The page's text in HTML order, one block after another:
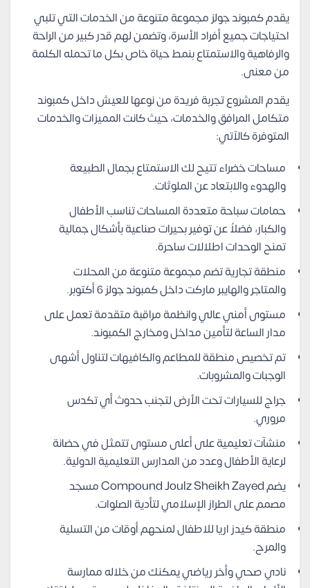
يقدم كمبوند جولز مجموعة متنوعة من الخدمات التي تلبي
احتياجات جميع أفراد الأسرة، وتضمن لهم قدر كبير من الراحة
والرفاهية والاستمتاع بنمط حياة خاص بكل ما تحمله الكلمة
من معنى.
يقدم المشروع تجربة فريدة من نوعها للعيش داخل كمبوند
متكامل المرافق والخدمات، حيث كانت المميزات والخدمات
المتوفرة كالآتي:
مساحات خضراء تتيح لك الاستمتاع بجمال الطبيعة
والهدوء والابتعاد عن الملوثات.
حمامات سباحة متعددة المساحات تناسب الأطفال
والكبار، فضلاً عن توفير بحيرات صناعية بأشكال جمالية
تمنح الوحدات اطلالات ساحرة.
منطقة تجارية تضم مجموعة متنوعة من المحلات
والمتاجر والهايبر ماركت داخل كمبوند جولز 6 أكتوبر.
مستوى أمني عالي وانظمة مراقبة متقدمة تعمل على
مدار الساعة لتأمين مداخل ومخارج الكمبوند.
تم تخصيص منطقة للمطاعم والكافيهات لتناول أشهى
الوجبات والمشروبات.
جراج للسيارات تحت الأرض لتجنب حدوث أي تكدس
مروري.
منشآت تعليمية على أعلى مستوى تتمثل في حضانة
لرعاية الأطفال وعدد من المدارس التعليمية الدولية.
يضم Compound Joulz Sheikh Zayed مسجد
مصمم على الطراز الإسلامي لتأدية الصلوات.
منطقة كيدز اريا للاطفال لمنحهم أوقات من التسلية
والمرح.
نادي صحي وأخر رياضي يمكنك من خلاله ممارسة